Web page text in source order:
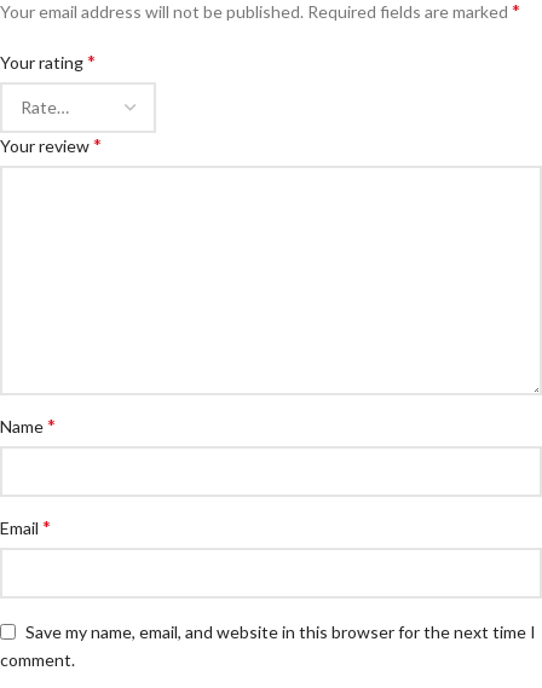
Your email address will not be published. Required fields are marked *
Your rating*
Your review*
Name*
Email *
Save my name, email, and website in this browser for the next time I
comment.